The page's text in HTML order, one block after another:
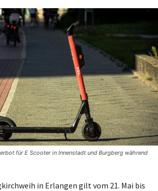
für E Scooter in Innenstadt und Burgberg während
in Erlangen gilt vom 21. Mai bis